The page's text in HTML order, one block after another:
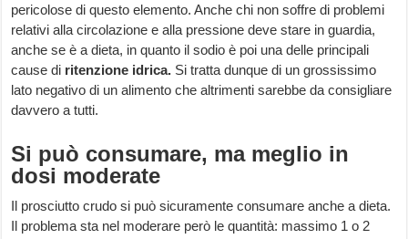
pericolose di questo elemento. Anche chi non soffre di problemi
relativi alla circolazione e alla pressione deve stare in guardia,
anche se è a dieta, in quanto il sodio è poi una delle principali
cause di ritenzione idrica. Si tratta dunque di un grossissimo
lato negativo di un alimento che altrimenti sarebbe da consigliare
davvero a tutti.
Si può consumare, ma meglio in
dosi moderate
Il prosciutto crudo si può sicuramente consumare anche a dieta.
Il problema sta nel moderare però le quantità: massimo 1 o 2